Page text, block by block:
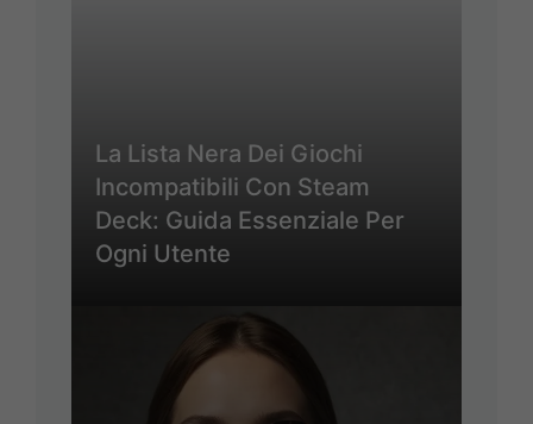
La Lista Nera Dei Giochi
Incompatibili Con Steam
Deck: Guida Essenziale Per
Ogni Utente